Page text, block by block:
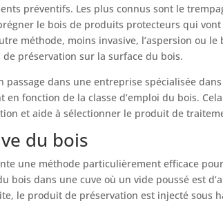
préventifs. Les plus connus sont le
le bois de produits protecteurs qui
méthode, moins invasive, l’aspersion ou
préservation sur la surface du bois.
passage dans une entreprise spécialisée
fonction de la classe d’emploi du bois.
et aide à sélectionner le produit de
du bois
une méthode particulièrement efficace
bois dans une cuve où un vide poussé est
le produit de préservation est injecté sous